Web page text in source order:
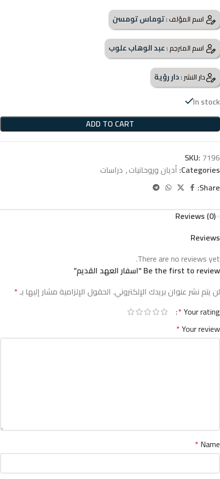
اسم المؤلف :توماس تومسن
اسم المترجم :عبد الوهاب علوب
دار النشر :دار رؤية
In stock
ADD TO CART
SKU: 7196
Categories: أديان وروحانيات, دراسات
Share:
Reviews (0)
Reviews
There are no reviews yet.
Be the first to review “اسفار العهد القديم”
لن يتم نشر عنوان بريدك الإلكتروني. الحقول الإلزامية مشار إليها بـ*
Your rating
*
Your review
*
Name
*